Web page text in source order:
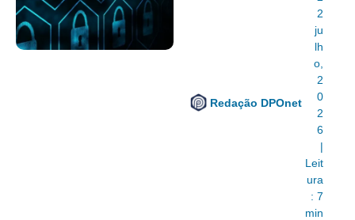
Redação DPOnet
2
ju
lh
o,
2
0
2
6
|
Leit
ura
: 7
min